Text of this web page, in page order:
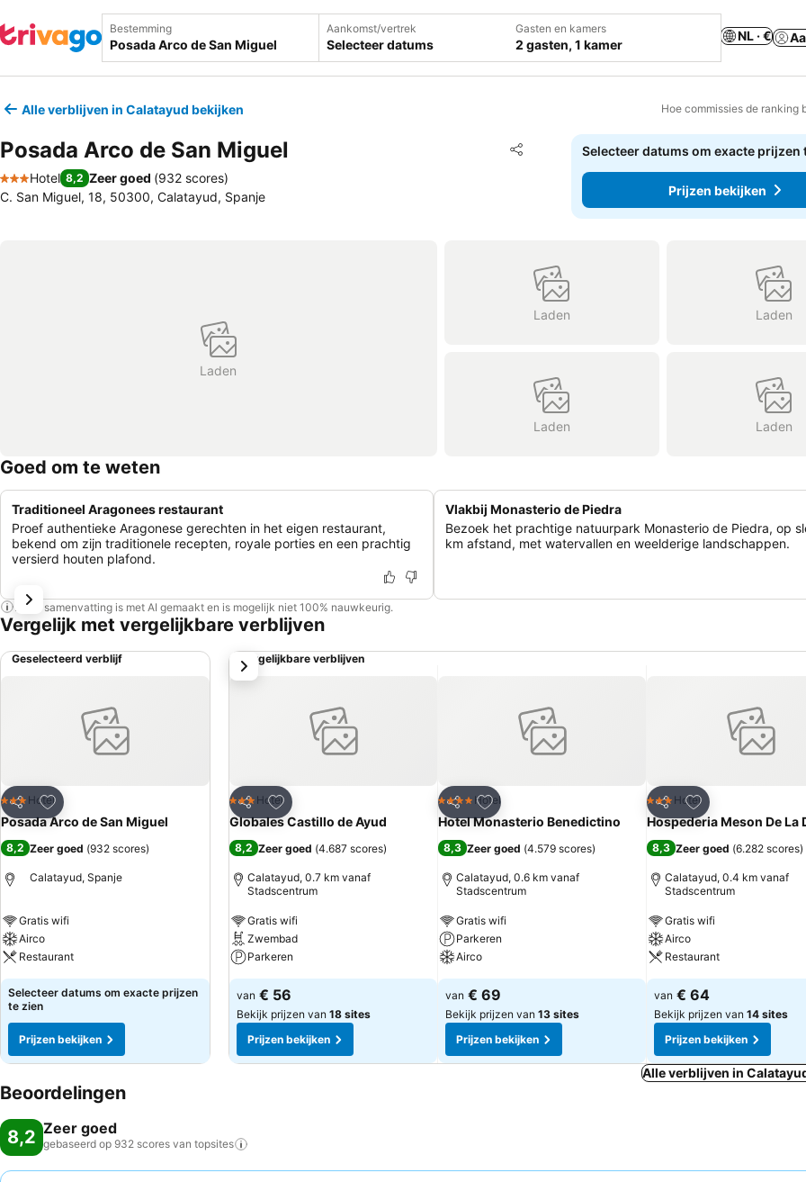
Bestemming Aankomst/vertrek
Selecteer datums
Gasten en kamers
2 gasten, 1 kamer
NL · €
Alle verblijven in Calatayud bekijken Hoe commissies de ranking
Posada Arco de San Miguel Delen
Toevoegen aan favorieten
3 Sterren
Hotel 8,2 Zeer goed (932 scores)
C. San Miguel, 18, 50300, Calatayud, Spanje
Selecteer datums om exacte prijzen
Prijzen bekijken
Laden
Laden Laden
Laden Laden
Goed om te weten
Traditioneel Aragonees restaurant
Proef authentieke Aragonese gerechten in het eigen restaurant,
bekend om zijn traditionele recepten, royale porties en een prachtig
versierd houten plafond.
Vlakbij Monasterio de Piedra
Bezoek het prachtige natuurpark Monasterio de Piedra, op
km afstand, met watervallen en weelderige landschappen.
Deze samenvatting is met AI gemaakt en is mogelijk niet 100% nauwkeurig.
Vergelijk met vergelijkbare verblijven
Geselecteerd verblijf
Delen
Toevoegen aan favorieten
3 Sterren
Hotel
Posada Arco de San Miguel
8,2 Zeer goed (932 scores)
Calatayud, Spanje
Gratis wifi
Airco
Restaurant
Selecteer datums om exacte prijzen
te zien
Prijzen bekijken
Vergelijkbare verblijven
Delen
Toevoegen aan favorieten
3 Sterren
Hotel
Globales Castillo de Ayud
8,2 Zeer goed (4.687 scores)
Calatayud, 0.7 km vanaf
Stadscentrum
Gratis wifi
Zwembad
Parkeren
van € 56
Bekijk prijzen van 18 sites
Prijzen bekijken
Delen
Toevoegen aan favorieten
4 SterrenHotel
Hotel Monasterio Benedictino
8,3 Zeer goed (4.579 scores)
Calatayud, 0.6 km vanaf
Stadscentrum
Gratis wifi
Parkeren
Airco
van € 69
Bekijk prijzen van 13 sites
Prijzen bekijken
Delen
Toevoegen aan
3 Sterren
Hotel
Hospederia Meson De La
8,3 Zeer goed (6.282 scores)
Calatayud, 0.4 km vanaf
Stadscentrum
Gratis wifi
Airco
Restaurant
van € 64
Bekijk prijzen van 14 sites
Prijzen bekijken
volgende
Alle verblijven in
Beoordelingen
8,2 Zeer goed
gebaseerd op 932 scores van topsites